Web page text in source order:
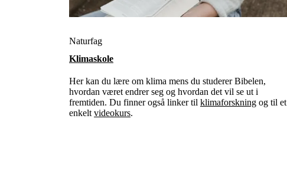
Naturfag
Klimaskole
Her kan du lære om klima mens du studerer Bibelen,
hvordan været endrer seg og hvordan det vil se ut i
fremtiden. Du finner også linker tilklimaforskning og til et
enkeltvideokurs.